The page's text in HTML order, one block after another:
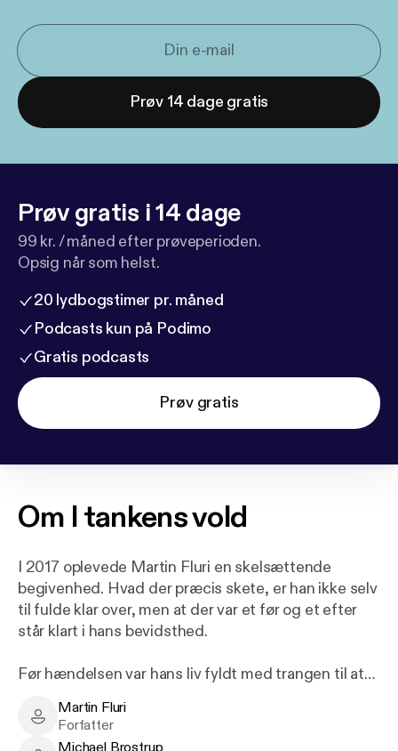
Prøv 14 dage gratis
Prøv gratis i 14 dage
99 kr. / måned efter prøveperioden.
Opsig når som helst.
20 lydbogstimer pr. måned
Podcasts kun på Podimo
Gratis podcasts
Prøv gratis
Om I tankens vold
I 2017 oplevede Martin Fluri en skelsættende
begivenhed. Hvad der præcis skete, er han ikke selv
til fulde klar over, men at der var et før og et efter
står klart i hans bevidsthed.
Før hændelsen var hans liv fyldt med trangen til at
sig selv og passe ind i et ordnet verdensbillede.
Martin Fluri - Author
Martin Fluri
Forfatter
Michael Brostrup